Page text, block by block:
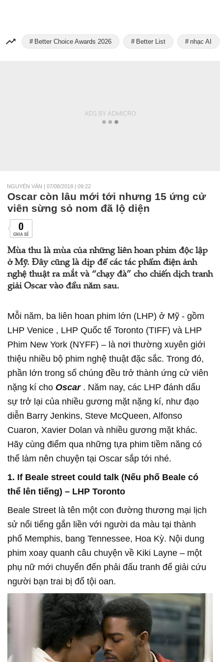
Better Choice Awards 2026 Better List nhạc AI
NGUYỄN VÂN | 07/08/2018 | 09:22
Oscar còn lâu mới tới nhưng 15 ứng cử
viên sừng sỏ nom đã lộ diện
0
CHIA SẺ
Mùa thu là mùa của những liên hoan phim độc lập
ở Mỹ. Đây cũng là dịp để các tác phẩm điện ảnh
nghệ thuật ra mắt và “chạy đà” cho chiến dịch tranh
giải Oscar vào đầu năm sau.
Mỗi năm, ba liên hoan phim lớn (LHP) ở Mỹ - gồm
LHP Venice , LHP Quốc tế Toronto (TIFF) và LHP
Phim New York (NYFF) – là nơi thường xuyên giới
thiệu nhiều bộ phim nghệ thuật đặc sắc. Trong đó,
phần lớn trong số chúng đều trở thành ứng cử viên
nặng kí cho Oscar . Năm nay, các LHP đánh dấu
sự trở lại của nhiều gương mặt nặng kí, như đạo
diễn Barry Jenkins, Steve McQueen, Alfonso
Cuaron, Xavier Dolan và nhiều gương mặt khác.
Hãy cùng điểm qua những tựa phim tiềm năng có
thể làm nên chuyện tại Oscar sắp tới nhé.
1. If Beale street could talk (Nếu phố Beale có
thể lên tiếng) – LHP Toronto
Beale Street là tên một con đường thương mại lịch
sử nổi tiếng gắn liền với người da màu tại thành
phố Memphis, bang Tennessee, Hoa Kỳ. Nội dung
phim xoay quanh câu chuyện về Kiki Layne – một
phụ nữ mới chuyển đến phải đấu tranh để giải cứu
người bạn trai bị đổ tội oan.